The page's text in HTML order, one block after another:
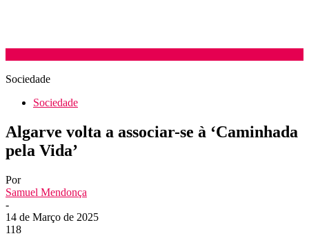
Sociedade
Sociedade
Algarve volta a associar-se à ‘Caminhada
pela Vida’
Por
Samuel Mendonça
-
14 de Março de 2025
118